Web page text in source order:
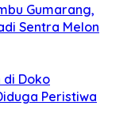
Gumarang,
Sentra Melon
di Doko
Peristiwa